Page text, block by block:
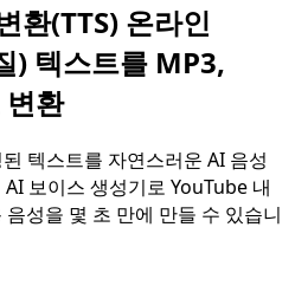
환(TTS) 온라인
) 텍스트를 MP3,
변환
텍스트를 자연스러운 AI 음성
보이스 생성기로 YouTube 내
성을 몇 초 만에 만들 수 있습니